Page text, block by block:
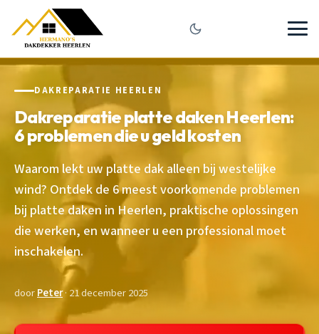
DAKREPARATIE HEERLEN
Dakreparatie platte daken Heerlen:
6 problemen die u geld kosten
Waarom lekt uw platte dak alleen bij westelijke
wind? Ontdek de 6 meest voorkomende problemen
bij platte daken in Heerlen, praktische oplossingen
die werken, en wanneer u een professional moet
inschakelen.
doorPeter· 21 december 2025